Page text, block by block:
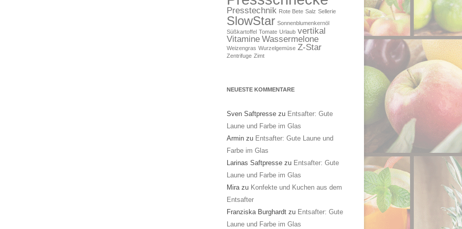
Presstechnik Rote Bete Salz Sellerie
SlowStar Sonnenblumenkernöl
Süßkartoffel Tomate Urlaub vertikal
Vitamine Wassermelone
Weizengras Wurzelgemüse Z-Star
Zentrifuge Zimt
NEUESTE KOMMENTARE
Sven Saftpressezu Entsafter: Gute
Laune und Farbe im Glas
Arminzu Entsafter: Gute Laune und
Farbe im Glas
Larinas Saftpressezu Entsafter: Gute
Laune und Farbe im Glas
Mirazu Konfekte und Kuchen aus dem
Entsafter
Franziska Burghardtzu Entsafter: Gute
Laune und Farbe im Glas